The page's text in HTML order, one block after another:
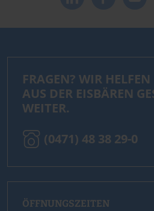
FRAGEN? WIR
AUS DER EISBÄREN
WEITER.
(0471) 48 38 29-0
ÖFFNUNGSZEITEN